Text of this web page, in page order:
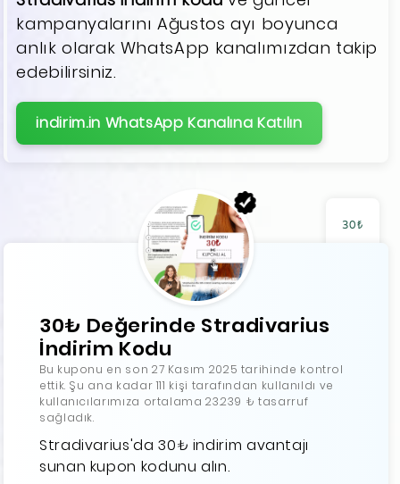
kampanyalarını Ağustos ayı boyunca
anlık olarak WhatsApp kanalımızdan takip
edebilirsiniz.
indirim.in WhatsApp Kanalına Katılın
30₺
30₺ Değerinde Stradivarius
İndirim Kodu
Bu kuponu en son 27 Kasım 2025 tarihinde kontrol
ettik. Şu ana kadar 111 kişi tarafından kullanıldı ve
kullanıcılarımıza ortalama 23.239 ₺ tasarruf
sağladık.
Stradivarius'da 30₺ indirim avantajı
sunan kupon kodunu alın.